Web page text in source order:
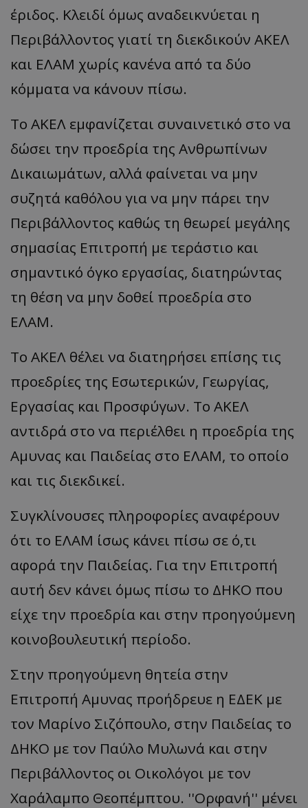
έριδος. Κλειδί όμως αναδεικνύεται η
Περιβάλλοντος γιατί τη διεκδικούν ΑΚΕΛ
και ΕΛΑΜ χωρίς κανένα από τα δύο
κόμματα να κάνουν πίσω.
Το ΑΚΕΛ εμφανίζεται συναινετικό στο να
δώσει την προεδρία της Ανθρωπίνων
Δικαιωμάτων, αλλά φαίνεται να μην
συζητά καθόλου για να μην πάρει την
Περιβάλλοντος καθώς τη θεωρεί μεγάλης
σημασίας Επιτροπή με τεράστιο και
σημαντικό όγκο εργασίας, διατηρώντας
τη θέση να μην δοθεί προεδρία στο
ΕΛΑΜ.
Το ΑΚΕΛ θέλει να διατηρήσει επίσης τις
προεδρίες της Εσωτερικών, Γεωργίας,
Εργασίας και Προσφύγων. Το ΑΚΕΛ
αντιδρά στο να περιέλθει η προεδρία της
Αμυνας και Παιδείας στο ΕΛΑΜ, το οποίο
και τις διεκδικεί.
Συγκλίνουσες πληροφορίες αναφέρουν
ότι το ΕΛΑΜ ίσως κάνει πίσω σε ό,τι
αφορά την Παιδείας. Για την Επιτροπή
αυτή δεν κάνει όμως πίσω το ΔΗΚΟ που
είχε την προεδρία και στην προηγούμενη
κοινοβουλευτική περίοδο.
Στην προηγούμενη θητεία στην
Επιτροπή Αμυνας προήδρευε η ΕΔΕΚ με
τον Μαρίνο Σιζόπουλο, στην Παιδείας το
ΔΗΚΟ με τον Παύλο Μυλωνά και στην
Περιβάλλοντος οι Οικολόγοι με τον
Χαράλαμπο Θεοπέμπτου. ''Ορφανή'' μένει